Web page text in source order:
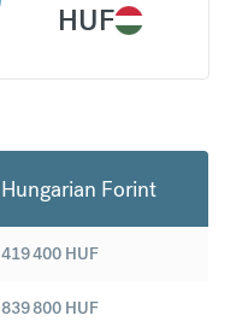
HUF
Hungarian Forint
419 400 HUF
839 800 HUF